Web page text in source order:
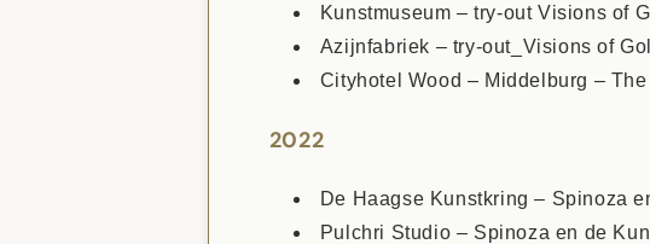
Kunstmuseum – try-out Visions of
Azijnfabriek – try-out_Visions of
Cityhotel Wood – Middelburg –
2022
De Haagse Kunstkring – Spinoza
Pulchri Studio – Spinoza en de